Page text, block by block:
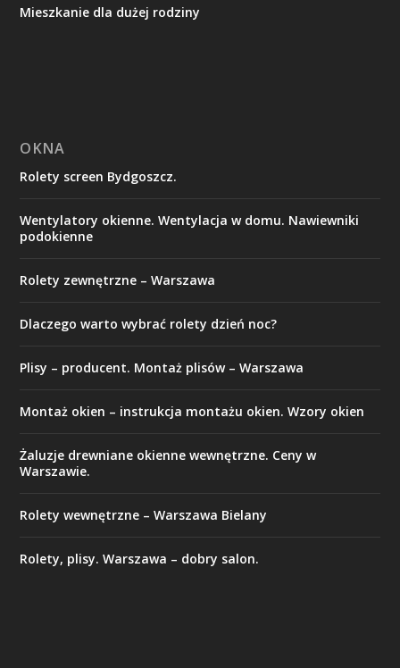
Mieszkanie dla dużej rodziny
OKNA
Rolety screen Bydgoszcz.
Wentylatory okienne. Wentylacja w domu. Nawiewniki
podokienne
Rolety zewnętrzne – Warszawa
Dlaczego warto wybrać rolety dzień noc?
Plisy – producent. Montaż plisów – Warszawa
Montaż okien – instrukcja montażu okien. Wzory okien
Żaluzje drewniane okienne wewnętrzne. Ceny w
Warszawie.
Rolety wewnętrzne – Warszawa Bielany
Rolety, plisy. Warszawa – dobry salon.